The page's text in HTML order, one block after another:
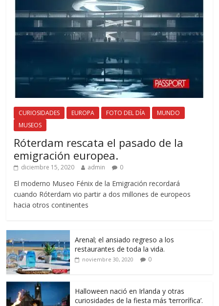
CURIOSIDADES EUROPA FOTO DEL DÍA
MUNDO
MUSEOS
Róterdam rescata el pasado de la
emigración europea.
diciembre 15, 2020 admin 0
El moderno Museo Fénix de la Emigración recordará
cuando Róterdam vio partir a dos millones de europeos
hacia otros continentes
Arenal; el ansiado regreso a los
restaurantes de toda la vida.
noviembre 30, 2020 0
Halloween nació en Irlanda y otras
curiosidades de la fiesta más ‘terrorífica’.